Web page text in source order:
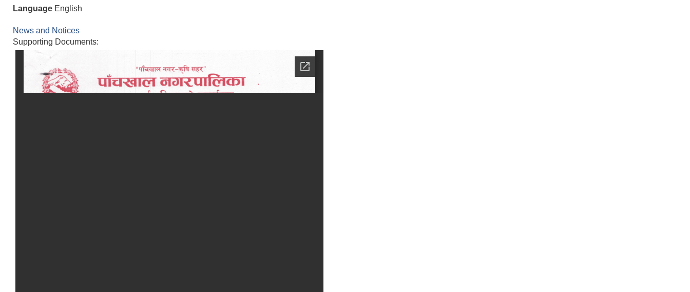
Language English
News and Notices
Supporting Documents: